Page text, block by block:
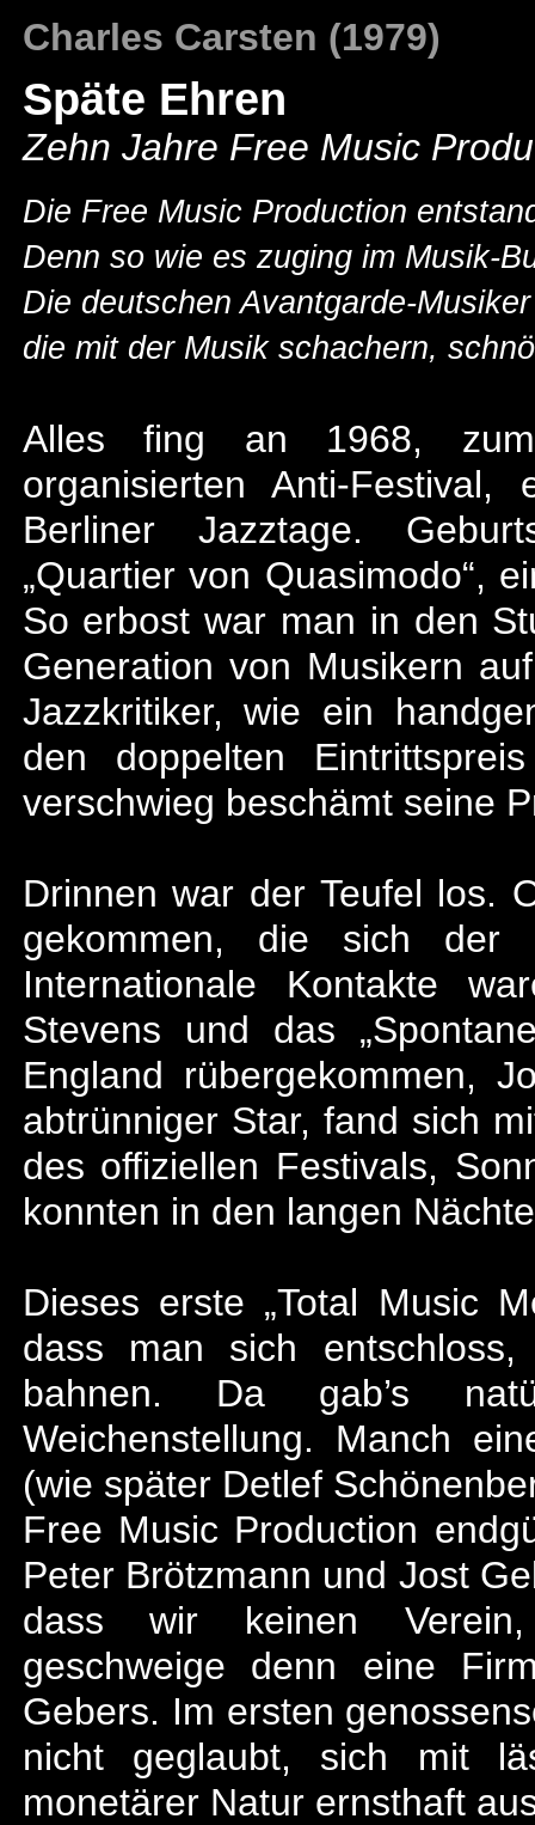
Charles Carsten (1979)
Späte Ehren
Zehn Jahre Free Music
Die Free Music Production
Denn so wie es zuging im Musik-
Die deutschen Avantgarde-
die mit der Musik schachern,
Alles fing an 1968,
organisierten Anti-
Berliner Jazztage.
„Quartier von Quasimodo“,
So erbost war man in den
Generation von Musikern
Jazzkritiker, wie ein
den doppelten
verschwieg beschämt seine
Drinnen war der Teufel los.
gekommen, die sich der
Internationale Kontakte
Stevens und das
England rübergekommen,
abtrünniger Star, fand sich
des offiziellen Festivals,
konnten in den langen
Dieses erste „Total Music
dass man sich
bahnen. Da gab’s
Weichenstellung. Manch
(wie später Detlef
Free Music Production
Peter Brötzmann und Jost
dass wir keinen Verein,
geschweige denn eine
Gebers. Im ersten
nicht geglaubt, sich mit
monetärer Natur ernsthaft